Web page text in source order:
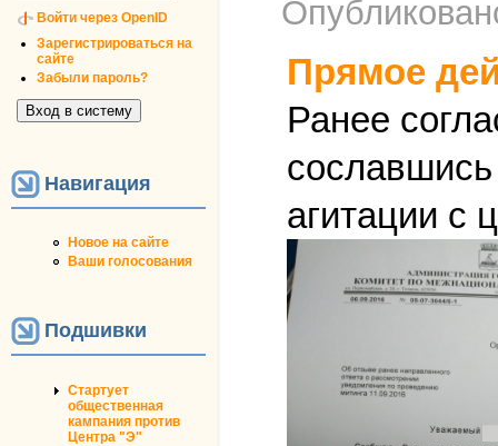
Войти через OpenID
Зарегистрироваться на
сайте
Забыли пароль?
Навигация
Новое на сайте
Ваши голосования
Подшивки
Стартует
общественная
кампания против
Центра "Э"
Прямое
Ранее
сославшись
агитации с